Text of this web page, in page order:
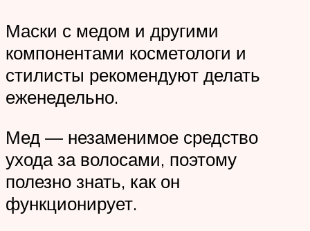
Маски с медом и другими
компонентами косметологи и
стилисты рекомендуют делать
еженедельно.
Мед — незаменимое средство
ухода за волосами, поэтому
полезно знать, как он
функционирует.